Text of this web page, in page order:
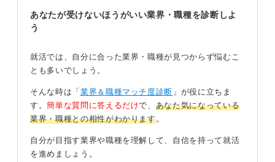
新規事業などの場合は、外部のコンサルタントを導入す
るケースもあります。
情報から価値を考える習慣でクリエイティブを伸ば
クリエイティブな能力はある程度、後からでも鍛えるこ
とができます。大切なのは、情報をただ集めるだけでな
く、それらを多角的に紐解き、新しい価値を見出す思考
たとえば、街中の広告を見て、なぜ自分がそれを「好
あなたが受けないほうがいい業界・職種を診断しよ
う
就活では、自分に合った業界・職種が見つからず悩むこ
とも多いでしょう。
そんな時は「 業界＆職種マッチ度診断 」が役に立ちま
す。簡単な質問に答えるだけで、 あなた気になっている
業界・職種との相性がわかります。
自分が目指す業界や職種を理解して、自信を持って就活
を進めましょう。